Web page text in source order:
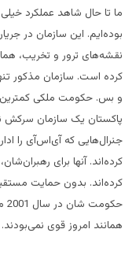
ما تا حال شاهد عملکرد
بوده‌ایم. این سازمان در
کرده است. سازمان مذکور
و بس. حکومت ملکی کمترین
پاکستان یک سازمان
کرده‌اند. آنها برای
کرده‌اند. بدون حمایت
همانند امروز قوی نمی‌بودند.